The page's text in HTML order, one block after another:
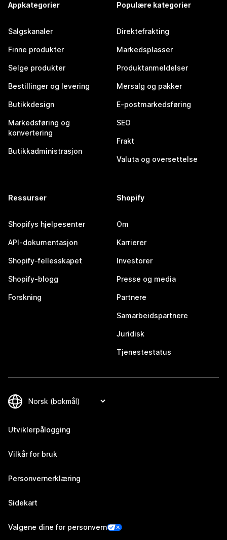
Appkategorier
Salgskanaler
Finne produkter
Selge produkter
Bestillinger og levering
Butikkdesign
Markedsføring og
konvertering
Butikkadministrasjon
Populære kategorier
Direktefrakting
Markedsplasser
Produktanmeldelser
Mersalg og pakker
E-postmarkedsføring
SEO
Frakt
Valuta og oversettelse
Ressurser
Shopifys hjelpesenter
API-dokumentasjon
Shopify-fellesskapet
Shopify-blogg
Forskning
Shopify
Om
Karrierer
Investorer
Presse og media
Partnere
Samarbeidspartnere
Juridisk
Tjenestestatus
Utviklerpålogging
Vilkår for bruk
Personvernerklæring
Sidekart
Valgene dine for personvern